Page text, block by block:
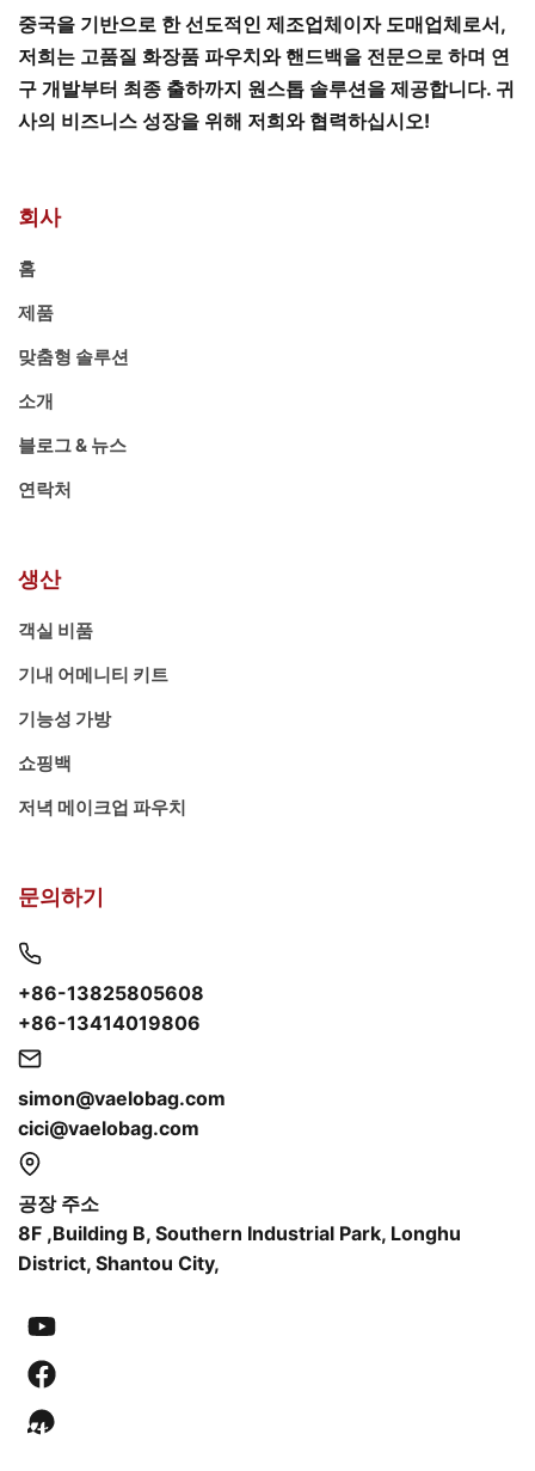
중국을 기반으로 한 선도적인 제조업체이자 도매업체로서,
저희는 고품질 화장품 파우치와 핸드백을 전문으로 하며 연
구 개발부터 최종 출하까지 원스톱 솔루션을 제공합니다. 귀
사의 비즈니스 성장을 위해 저희와 협력하십시오!
회사
홈
제품
맞춤형 솔루션
소개
블로그 & 뉴스
연락처
생산
객실 비품
기내 어메니티 키트
기능성 가방
쇼핑백
저녁 메이크업 파우치
문의하기
+86-13825805608
+86-13414019806
simon@vaelobag.com
cici@vaelobag.com
공장 주소
8F ,Building B, Southern Industrial Park, Longhu
District, Shantou City,